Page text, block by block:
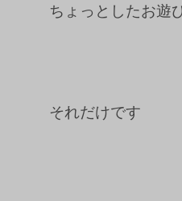
ちょっとしたお遊
それだけです